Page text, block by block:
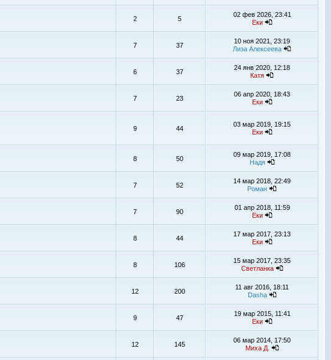
2 5
02 фев 2026, 23:41
Еки
7 37
10 ноя 2021, 23:19
Лиза Алексеева
6 37
24 янв 2020, 12:18
Катя
7 23
06 апр 2020, 18:43
Еки
9 44
03 мар 2019, 19:15
Еки
8 50
09 мар 2019, 17:08
Надя
7 52
14 мар 2018, 22:49
Роман
7 90
01 апр 2018, 11:59
Еки
8 44
17 мар 2017, 23:13
Еки
8 106
15 мар 2017, 23:35
Светланка
12 200
11 авг 2016, 18:11
Dasha
9 47
19 мар 2015, 11:41
Еки
12 145
06 мар 2014, 17:50
Миха Д.